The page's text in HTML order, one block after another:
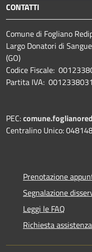
CONTATTI
Comune di Fogliano
Largo Donatori di
(GO)
Codice Fiscale:
Partita IVA:
PEC:
Centralino Unico:
Prenotazione
Segnalazione
Leggi le FAQ
Richiesta assistenza